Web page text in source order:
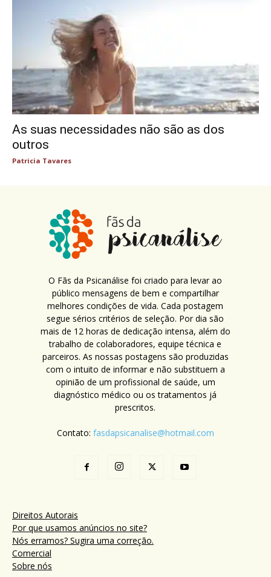
As suas necessidades não são as dos
outros
Patricia Tavares
O Fãs da Psicanálise foi criado para levar ao
público mensagens de bem e compartilhar
melhores condições de vida. Cada postagem
segue sérios critérios de seleção. Por dia são
mais de 12 horas de dedicação intensa, além do
trabalho de colaboradores, equipe técnica e
parceiros. As nossas postagens são produzidas
com o intuito de informar e não substituem a
opinião de um profissional de saúde, um
diagnóstico médico ou os tratamentos já
prescritos.
Contato: fasdapsicanalise@hotmail.com
Direitos Autorais
Por que usamos anúncios no site?
Nós erramos? Sugira uma correção.
Comercial
Sobre nós